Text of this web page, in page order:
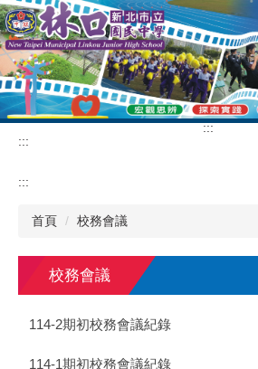
跳
到
主
要
內
容
區
:::
:::
:::
首頁 校務會議
校務會議
114-2期初校務會議紀錄
114-1期初校務會議紀錄